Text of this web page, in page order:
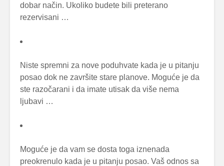
dobar način. Ukoliko budete bili preterano
rezervisani …
Niste spremni za nove poduhvate kada je u pitanju
posao dok ne završite stare planove. Moguće je da
ste razočarani i da imate utisak da više nema
ljubavi …
Moguće je da vam se dosta toga iznenada
preokrenulo kada je u pitanju posao. Vaš odnos sa